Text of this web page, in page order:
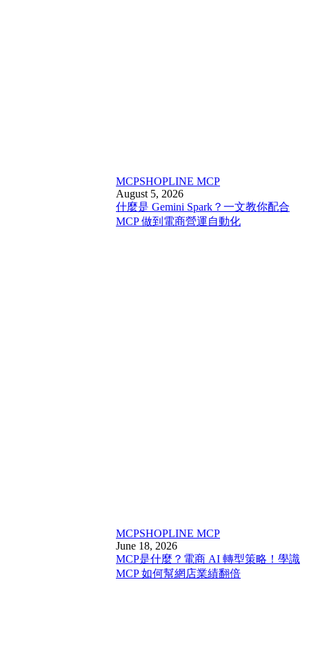
MCPSHOPLINE MCP
August 5, 2026
什麼是 Gemini Spark？一文教你配合
MCP 做到電商營運自動化
MCPSHOPLINE MCP
June 18, 2026
MCP是什麼？電商 AI 轉型策略！學識
MCP 如何幫網店業績翻倍